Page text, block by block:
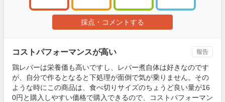
採点・コメントする
コストパフォーマンスが高い
鶏レバーは栄養価も高いですし、レバー煮自体は好きなのです
が、自分で作るとなると下処理が面倒で気が乗りません。その
ような時にこの商品は、食べ切りサイズのちょうど良い量が16
0円と購入しやすい価格で購入できるので、コストパフォーマン
報告